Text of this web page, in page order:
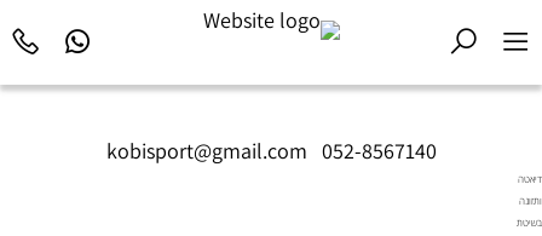
kobisport@gmail.com 052-8567140
דיאטה
ותזונה
בשיטת